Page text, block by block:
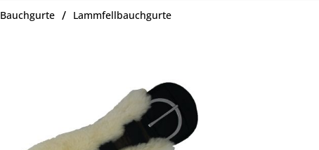
Bauchgurte / Lammfellbauchgurte